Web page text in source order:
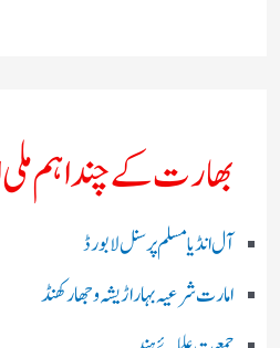
بھارت کے چند اہم
آل انڈیا مسلم پرسنل لا بورڈ
امارت شرعیہ بہار اڑیشہ و جھارکھنڈ